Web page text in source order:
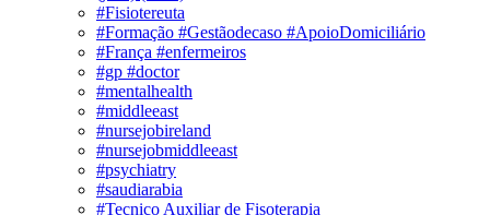
#Fisiotereuta
#Formação #Gestãodecaso #ApoioDomiciliário
#França #enfermeiros
#gp #doctor
#mentalhealth
#middleeast
#nursejobireland
#nursejobmiddleeast
#psychiatry
#saudiarabia
#Tecnico Auxiliar de Fisoterapia